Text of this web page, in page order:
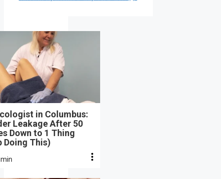
in Columbus:
Leakage After 50
Down to 1 Thing
Doing This)